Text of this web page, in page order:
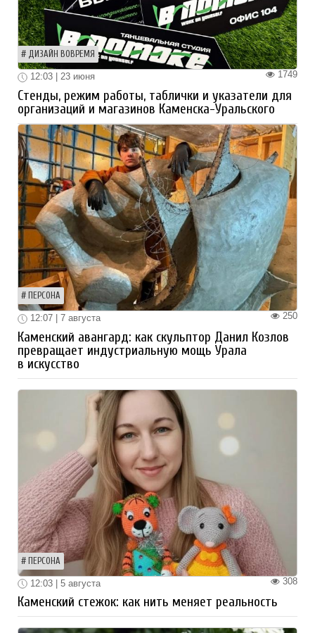
ДИЗАЙН ВОВРЕМЯ
1749
12:03 | 23 июня
Стенды, режим работы, таблички и указатели для
организаций и магазинов Каменска-Уральского
ПЕРСОНА
250
12:07 | 7 августа
Каменский авангард: как скульптор Данил Козлов
превращает индустриальную мощь Урала
в искусство
ПЕРСОНА
308
12:03 | 5 августа
Каменский стежок: как нить меняет реальность